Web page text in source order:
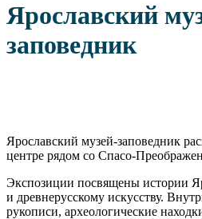
Ярославский
заповедник
Ярославский музей-заповедник
центре рядом со Спасо-
Экспозиции посвящены истории
и древнерусскому искусству.
рукописи, археологические